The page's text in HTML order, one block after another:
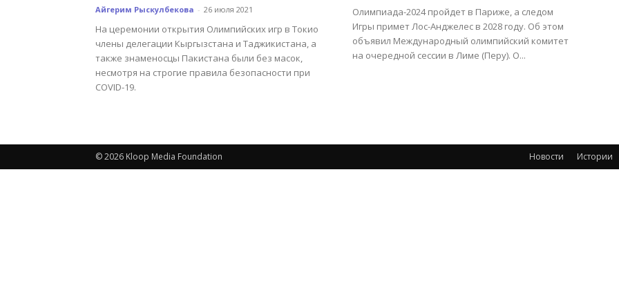
Айгерим Рыскулбекова - 26 июля 2021
На церемонии открытия Олимпийских игр в Токио
члены делегации Кыргызстана и Таджикистана, а
также знаменосцы Пакистана были без масок,
несмотря на строгие правила безопасности при
COVID-19.
Олимпиада-2024 пройдет в Париже, а следом
Игры примет Лос-Анджелес в 2028 году. Об этом
объявил Международный олимпийский комитет
на очередной сессии в Лиме (Перу). О...
Новости Истории
© 2026 Kloop Media Foundation